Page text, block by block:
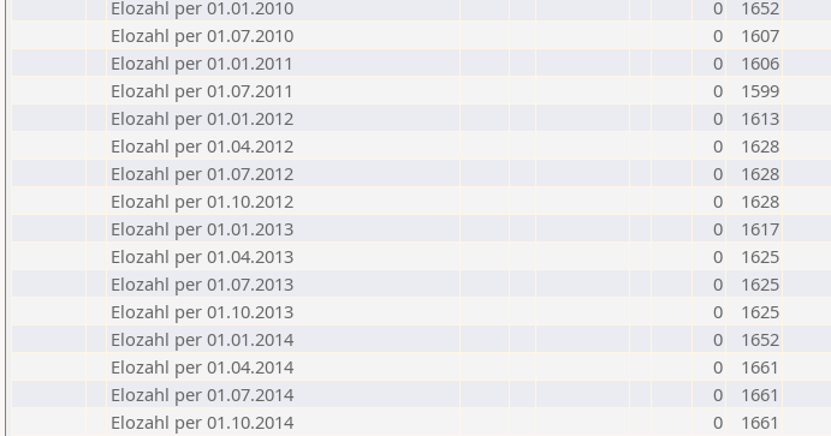
Elozahl per 01.01.2010
0
1652
Elozahl per 01.07.2010
0
1607
Elozahl per 01.01.2011
0
1606
Elozahl per 01.07.2011
0
1599
Elozahl per 01.01.2012
0
1613
Elozahl per 01.04.2012
0
1628
Elozahl per 01.07.2012
0
1628
Elozahl per 01.10.2012
0
1628
Elozahl per 01.01.2013
0
1617
Elozahl per 01.04.2013
0
1625
Elozahl per 01.07.2013
0
1625
Elozahl per 01.10.2013
0
1625
Elozahl per 01.01.2014
0
1652
Elozahl per 01.04.2014
0
1661
Elozahl per 01.07.2014
0
1661
Elozahl per 01.10.2014
0
1661